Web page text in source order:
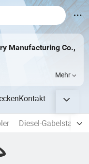
Manufacturing Co.,
Mehr
Kontakt
Diesel-Gabelstapler